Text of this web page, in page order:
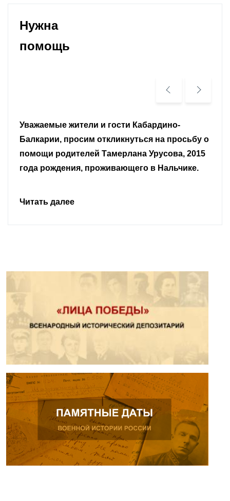
Нужна
помощь
Уважаемые земляки и все неравнодушные
граждане.
Читать далее